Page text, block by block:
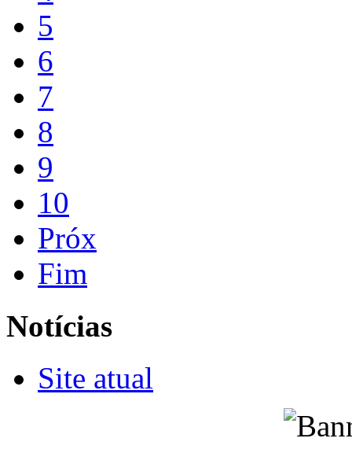
5
6
7
8
9
10
Próx
Fim
Notícias
Site atual